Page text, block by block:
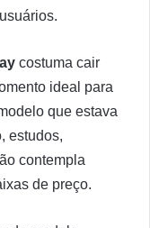
costuma cair
ideal para
que estava
estudos,
contempla
de preço.